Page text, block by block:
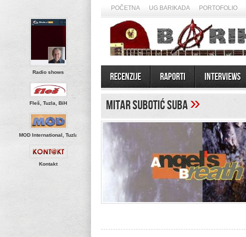
POČETNA UG BARIKADA PORTOFOLIO
Recenzije Raporti Interviews
Radio shows
Fleš, Tuzla, BiH
MOD International, Tuzla
Kontakt
Mitar Subotić Suba»